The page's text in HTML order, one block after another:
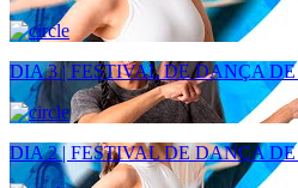
DIA 3 | FESTIVAL DE DANÇA
DIA 2 | FESTIVAL DE DANÇA